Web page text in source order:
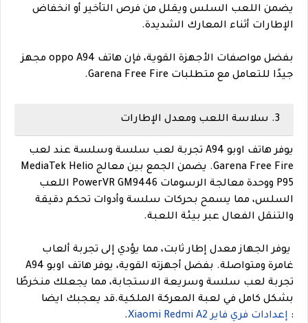
يضمن اللعب السلس ويقلل من فرص التأخير أو انخفاض
الإطارات أثناء المعارك الشديدة.
بفضل مواصفات الأجهزة القوية، فإن هاتف oppo A94 مجهز
جيدًا للتعامل مع متطلبات Garena Free Fire.
3. سلاسة اللعب ومعدل الإطارات
يوفر هاتف اوبو A94 تجربة لعب سلسة وسلسة عند لعب
Garena Free Fire. يضمن الجمع بين معالج MediaTek Helio
P95 ووحدة معالجة الرسومات PowerVR GM9446 اللعب
السلس، مما يسمح بحركات سلسة وأدوات تحكم دقيقة
والتنقل الفعال عبر بيئة اللعبة.
يوفر الجهاز معدل إطار ثابت، مما يؤدي إلى تجربة ألعاب
غامرة ومتواصلة. بفضل أجهزته القوية، يوفر هاتف اوبو A94
تجربة لعب سلسة وسريعة الاستجابة، مما يجعلك منخرطًا
بشكل كامل في لعبة المعركة الملكية.قد يعجبك ايضا
: إعدادات فري فاير Xiaomi Redmi A2 .